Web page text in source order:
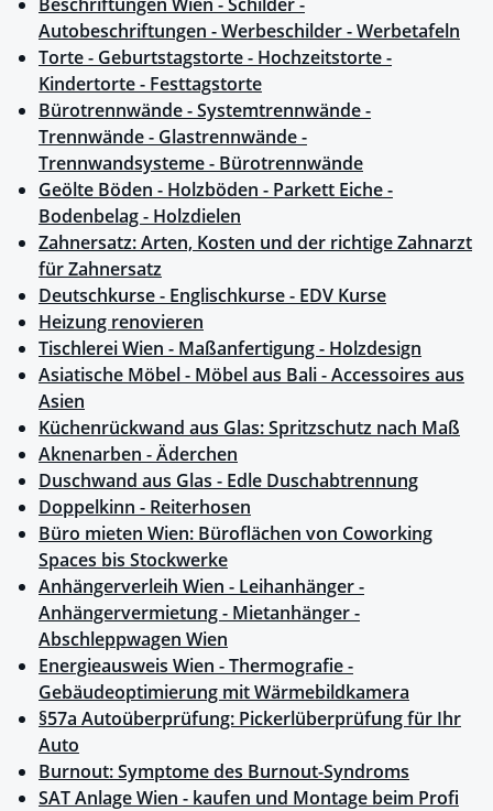
Autobeschriftungen - Werbeschilder - Werbetafeln
Torte - Geburtstagstorte - Hochzeitstorte -
Kindertorte - Festtagstorte
Bürotrennwände - Systemtrennwände -
Trennwände - Glastrennwände -
Trennwandsysteme - Bürotrennwände
Geölte Böden - Holzböden - Parkett Eiche -
Bodenbelag - Holzdielen
Zahnersatz: Arten, Kosten und der richtige Zahnarzt
für Zahnersatz
Deutschkurse - Englischkurse - EDV Kurse
Heizung renovieren
Tischlerei Wien - Maßanfertigung - Holzdesign
Asiatische Möbel - Möbel aus Bali - Accessoires aus
Asien
Küchenrückwand aus Glas: Spritzschutz nach Maß
Aknenarben - Äderchen
Duschwand aus Glas - Edle Duschabtrennung
Doppelkinn - Reiterhosen
Büro mieten Wien: Büroflächen von Coworking
Spaces bis Stockwerke
Anhängerverleih Wien - Leihanhänger -
Anhängervermietung - Mietanhänger -
Abschleppwagen Wien
Energieausweis Wien - Thermografie -
Gebäudeoptimierung mit Wärmebildkamera
§57a Autoüberprüfung: Pickerlüberprüfung für Ihr
Auto
Burnout: Symptome des Burnout-Syndroms
SAT Anlage Wien - kaufen und Montage beim Profi